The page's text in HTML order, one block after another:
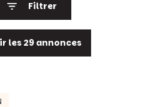
Filtrer
les 29 annonces